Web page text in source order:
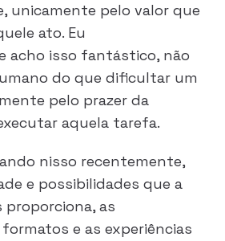
unicamente pelo valor que
ato. Eu
acho isso fantástico, não
do que dificultar um
pelo prazer da
aquela tarefa.
nisso recentemente,
e possibilidades que a
as
e as experiências